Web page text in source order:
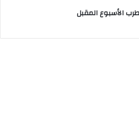
الأسبوع المقبل